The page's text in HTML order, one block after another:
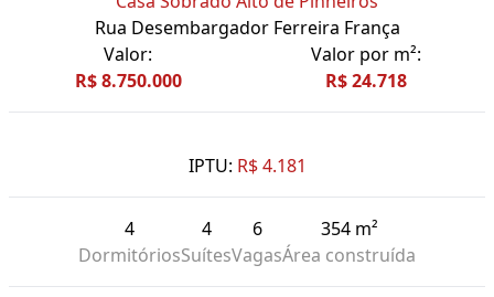
Rua Desembargador Ferreira França
Valor:
R$ 8.750.000
Valor por m²:
R$ 24.718
IPTU: R$ 4.181
4
Dormitórios
4
Suítes
6
Vagas
354 m²
Área construída